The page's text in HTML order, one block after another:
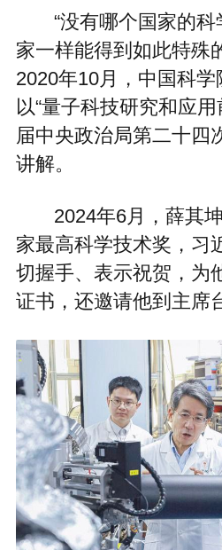
“没有哪个国家的
家一样能得到如此特殊
2020年10月，中国科
以“量子科技研究和应
届中央政治局第二十四
讲解。
2024年6月，薛其
家最高科学技术奖，习
切握手、表示祝贺，为
证书，还邀请他到主席